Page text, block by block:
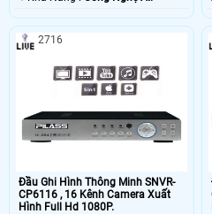
Đầu Ghi Hình Thông Minh SNVR-
CP6116 , 16 Kênh Camera Xuất
Hình Full Hd 1080P.
2716